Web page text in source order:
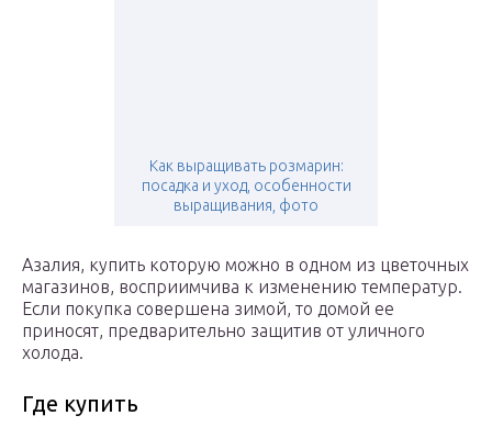
Как выращивать розмарин:
посадка и уход, особенности
выращивания, фото
Азалия, купить которую можно в одном из цветочных
магазинов, восприимчива к изменению температур.
Если покупка совершена зимой, то домой ее
приносят, предварительно защитив от уличного
холода.
Где купить